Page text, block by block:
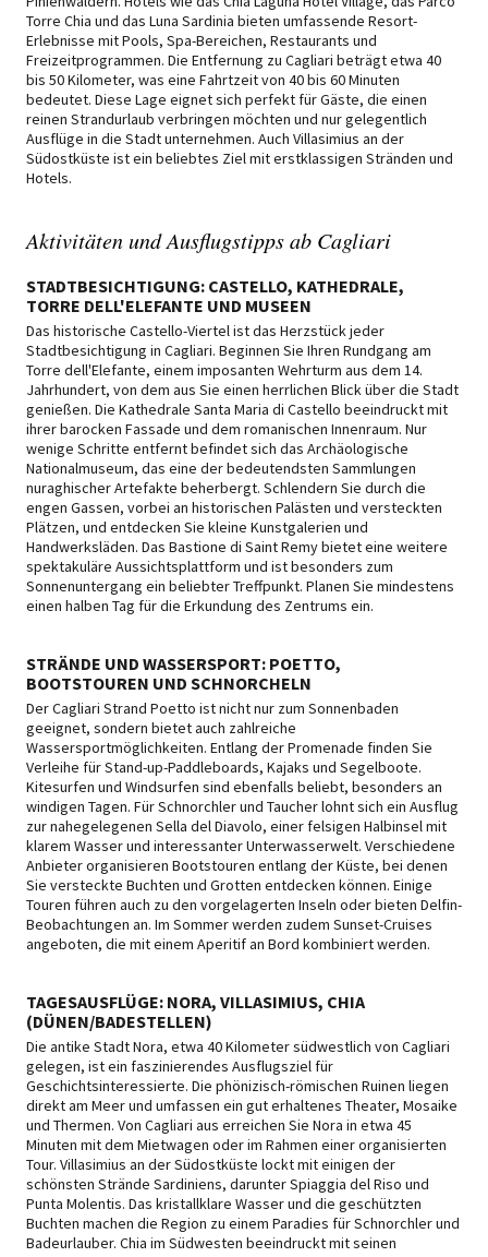
Torre Chia und das Luna Sardinia bieten umfassende Resort-
Erlebnisse mit Pools, Spa-Bereichen, Restaurants und
Freizeitprogrammen. Die Entfernung zu Cagliari beträgt etwa 40
bis 50 Kilometer, was eine Fahrtzeit von 40 bis 60 Minuten
bedeutet. Diese Lage eignet sich perfekt für Gäste, die einen
reinen Strandurlaub verbringen möchten und nur gelegentlich
Ausflüge in die Stadt unternehmen. Auch Villasimius an der
Südostküste ist ein beliebtes Ziel mit erstklassigen Stränden und
Hotels.
Aktivitäten und Ausflugstipps ab Cagliari
STADTBESICHTIGUNG: CASTELLO, KATHEDRALE,
TORRE DELL'ELEFANTE UND MUSEEN
Das historische Castello-Viertel ist das Herzstück jeder
Stadtbesichtigung in Cagliari. Beginnen Sie Ihren Rundgang am
Torre dell'Elefante, einem imposanten Wehrturm aus dem 14.
Jahrhundert, von dem aus Sie einen herrlichen Blick über die Stadt
genießen. Die Kathedrale Santa Maria di Castello beeindruckt mit
ihrer barocken Fassade und dem romanischen Innenraum. Nur
wenige Schritte entfernt befindet sich das Archäologische
Nationalmuseum, das eine der bedeutendsten Sammlungen
nuraghischer Artefakte beherbergt. Schlendern Sie durch die
engen Gassen, vorbei an historischen Palästen und versteckten
Plätzen, und entdecken Sie kleine Kunstgalerien und
Handwerksläden. Das Bastione di Saint Remy bietet eine weitere
spektakuläre Aussichtsplattform und ist besonders zum
Sonnenuntergang ein beliebter Treffpunkt. Planen Sie mindestens
einen halben Tag für die Erkundung des Zentrums ein.
STRÄNDE UND WASSERSPORT: POETTO,
BOOTSTOUREN UND SCHNORCHELN
Der Cagliari Strand Poetto ist nicht nur zum Sonnenbaden
geeignet, sondern bietet auch zahlreiche
Wassersportmöglichkeiten. Entlang der Promenade finden Sie
Verleihe für Stand-up-Paddleboards, Kajaks und Segelboote.
Kitesurfen und Windsurfen sind ebenfalls beliebt, besonders an
windigen Tagen. Für Schnorchler und Taucher lohnt sich ein Ausflug
zur nahegelegenen Sella del Diavolo, einer felsigen Halbinsel mit
klarem Wasser und interessanter Unterwasserwelt. Verschiedene
Anbieter organisieren Bootstouren entlang der Küste, bei denen
Sie versteckte Buchten und Grotten entdecken können. Einige
Touren führen auch zu den vorgelagerten Inseln oder bieten Delfin-
Beobachtungen an. Im Sommer werden zudem Sunset-Cruises
angeboten, die mit einem Aperitif an Bord kombiniert werden.
TAGESAUSFLÜGE: NORA, VILLASIMIUS, CHIA
(DÜNEN/BADESTELLEN)
Die antike Stadt Nora, etwa 40 Kilometer südwestlich von Cagliari
gelegen, ist ein faszinierendes Ausflugsziel für
Geschichtsinteressierte. Die phönizisch-römischen Ruinen liegen
direkt am Meer und umfassen ein gut erhaltenes Theater, Mosaike
und Thermen. Von Cagliari aus erreichen Sie Nora in etwa 45
Minuten mit dem Mietwagen oder im Rahmen einer organisierten
Tour. Villasimius an der Südostküste lockt mit einigen der
schönsten Strände Sardiniens, darunter Spiaggia del Riso und
Punta Molentis. Das kristallklare Wasser und die geschützten
Buchten machen die Region zu einem Paradies für Schnorchler und
Badeurlauber. Chia im Südwesten beeindruckt mit seinen